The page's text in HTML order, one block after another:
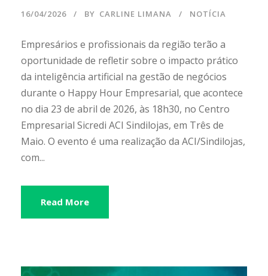
16/04/2026 BY CARLINE LIMANA NOTÍCIA
Empresários e profissionais da região terão a
oportunidade de refletir sobre o impacto prático
da inteligência artificial na gestão de negócios
durante o Happy Hour Empresarial, que acontece
no dia 23 de abril de 2026, às 18h30, no Centro
Empresarial Sicredi ACI Sindilojas, em Três de
Maio. O evento é uma realização da ACI/Sindilojas,
com...
Read More